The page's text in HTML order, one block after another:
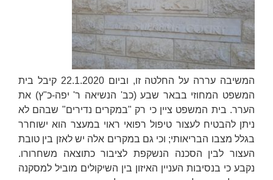
המשיבה עררה על החלטה זו, וביום 22.1.2020 קיבל בית
המשפט המחוזי בבאר שבע (כב' הנשיאה ר' יפה-כ"ץ) את
הערר. בית המשפט ציין כי רק "במקרים נדירים" שבהם לא
ניתן להבטיח לעצור טיפול רפואי ראוי במעצר הוא ישוחרר
בגלל מצבו הבריאותי; וכי גם במקרים אלה יש לאזן בין טובת
העצור לבין הסכנה הנשקפת לציבור כתוצאה משחרורו.
נקבע כי בנסיבות העניין האיזון בין השיקולים מוביל למסקנה